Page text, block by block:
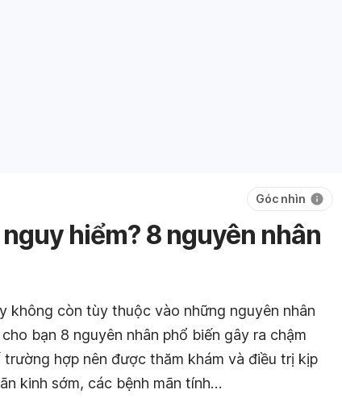
Góc nhìn
hiểm? 8 nguyên nhân
không còn tùy thuộc vào những nguyên nhân
bạn 8 nguyên nhân phổ biến gây ra chậm
hợp nên được thăm khám và điều trị kịp
kinh sớm, các bệnh mãn tính…